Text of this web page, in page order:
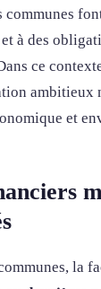
à des
ce
ambitieux
et
la